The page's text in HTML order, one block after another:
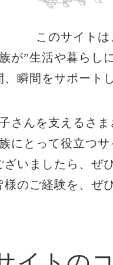
このサイトは
が”生活や暮らし
瞬間をサポート
さんを支えるさま
にとって役立つサ
いましたら、 ぜ
様のご経験を、ぜ